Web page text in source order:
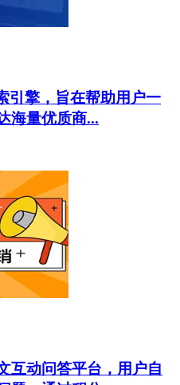
引擎，旨在帮助用户一
海量优质商...
互动问答平台，用户自